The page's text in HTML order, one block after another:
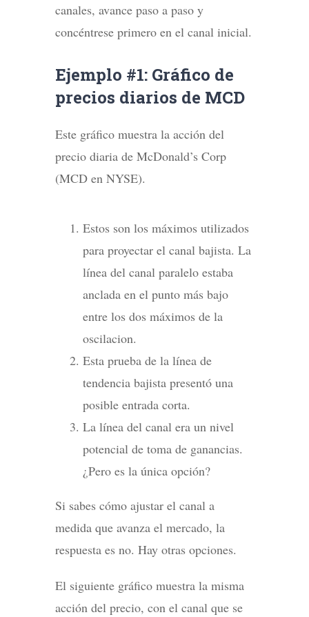
canales, avance paso a paso y
concéntrese primero en el canal inicial.
Ejemplo #1: Gráfico de
precios diarios de MCD
Este gráfico muestra la acción del
precio diaria de McDonald’s Corp
(MCD en NYSE).
Estos son los máximos utilizados
para proyectar el canal bajista. La
línea del canal paralelo estaba
anclada en el punto más bajo
entre los dos máximos de la
oscilacion.
Esta prueba de la línea de
tendencia bajista presentó una
posible entrada corta.
La línea del canal era un nivel
potencial de toma de ganancias.
¿Pero es la única opción?
Si sabes cómo ajustar el canal a
medida que avanza el mercado, la
respuesta es no. Hay otras opciones.
El siguiente gráfico muestra la misma
acción del precio, con el canal que se